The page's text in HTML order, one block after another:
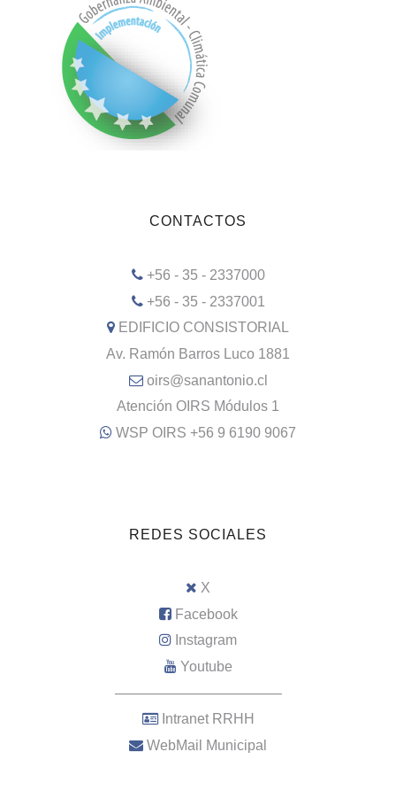
CONTACTOS
+56 - 35 - 2337000
+56 - 35 - 2337001
EDIFICIO CONSISTORIAL
Av. Ramón Barros Luco 1881
oirs@sanantonio.cl
Atención OIRS Módulos 1
WSP OIRS +56 9 6190 9067
REDES SOCIALES
X
Facebook
Instagram
Youtube
–––––––––––––––––––––
Intranet RRHH
WebMail Municipal